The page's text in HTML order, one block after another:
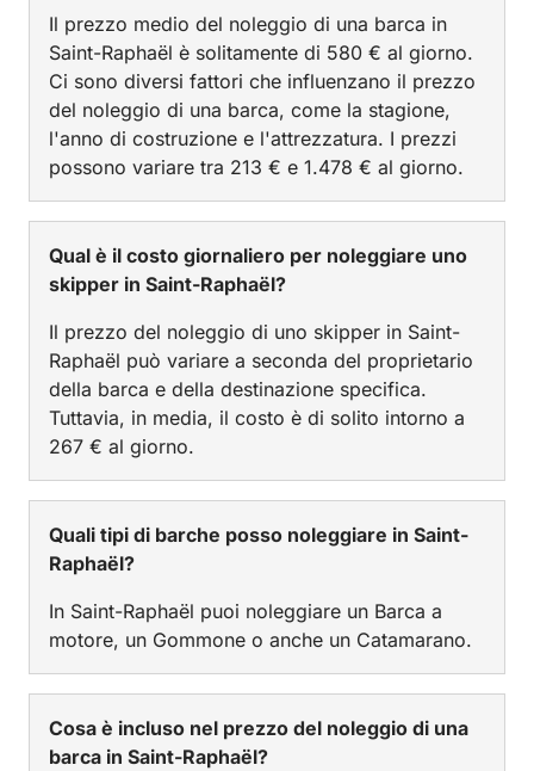
Il prezzo medio del noleggio di una barca in
Saint-Raphaël è solitamente di 580 € al giorno.
Ci sono diversi fattori che influenzano il prezzo
del noleggio di una barca, come la stagione,
l'anno di costruzione e l'attrezzatura. I prezzi
possono variare tra 213 € e 1.478 € al giorno.
Qual è il costo giornaliero per noleggiare uno
skipper in Saint-Raphaël?
Il prezzo del noleggio di uno skipper in Saint-
Raphaël può variare a seconda del proprietario
della barca e della destinazione specifica.
Tuttavia, in media, il costo è di solito intorno a
267 € al giorno.
Quali tipi di barche posso noleggiare in Saint-
Raphaël?
In Saint-Raphaël puoi noleggiare un Barca a
motore, un Gommone o anche un Catamarano.
Cosa è incluso nel prezzo del noleggio di una
barca in Saint-Raphaël?